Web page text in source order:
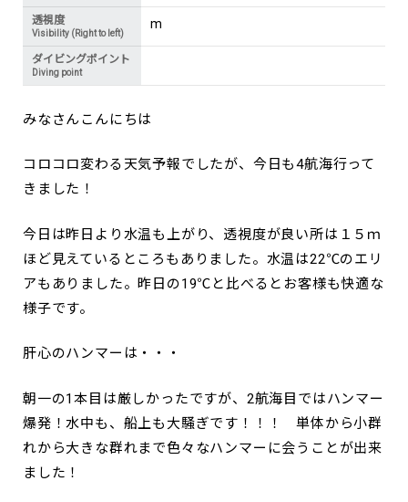
透視度
Visibility (Right to left)
m
ダイビングポイント
Diving point
みなさんこんにちは
コロコロ変わる天気予報でしたが、今日も4航海行って
きました！
今日は昨日より水温も上がり、透視度が良い所は１５ｍ
ほど見えているところもありました。水温は22℃のエリ
アもありました。昨日の19℃と比べるとお客様も快適な
様子です。
肝心のハンマーは・・・
朝一の1本目は厳しかったですが、2航海目ではハンマー
爆発！水中も、船上も大騒ぎです！！！ 単体から小群
れから大きな群れまで色々なハンマーに会うことが出来
ました！